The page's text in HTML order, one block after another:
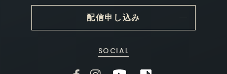
配信申し込み
SOCIAL